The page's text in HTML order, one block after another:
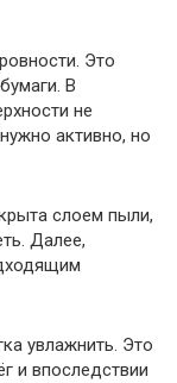
Это
В
не
активно, но
слоем пыли,
Далее,
увлажнить. Это
и впоследствии